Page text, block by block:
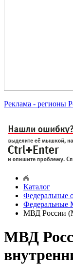
Реклама - регионы
Каталог
Федеральные
Федеральные
МВД России
МВД